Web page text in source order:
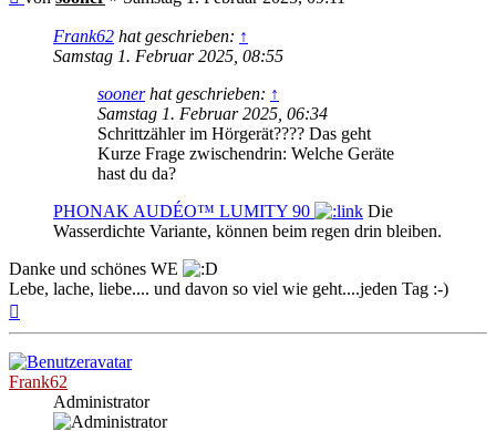
Frank62 hat geschrieben: ↑
Samstag 1. Februar 2025, 08:55
soonerhat geschrieben: ↑
Samstag 1. Februar 2025, 06:34
Schrittzähler im Hörgerät???? Das geht
Kurze Frage zwischendrin: Welche Geräte
hast du da?
PHONAK AUDÉO™ LUMITY 90
Die
Wasserdichte Variante, können beim regen drin bleiben.
Danke und schönes WE
Lebe, lache, liebe.... und davon so viel wie geht....jeden Tag :-)
Frank62
Administrator